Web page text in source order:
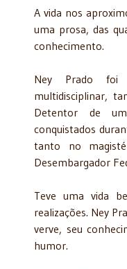
A vida nos
uma prosa, das
conhecimento.
Ney Prado foi
multidisciplinar,
Detentor de
conquistados
tanto no
Desembargador
Teve uma vida
realizações. Ney
verve, seu
humor.